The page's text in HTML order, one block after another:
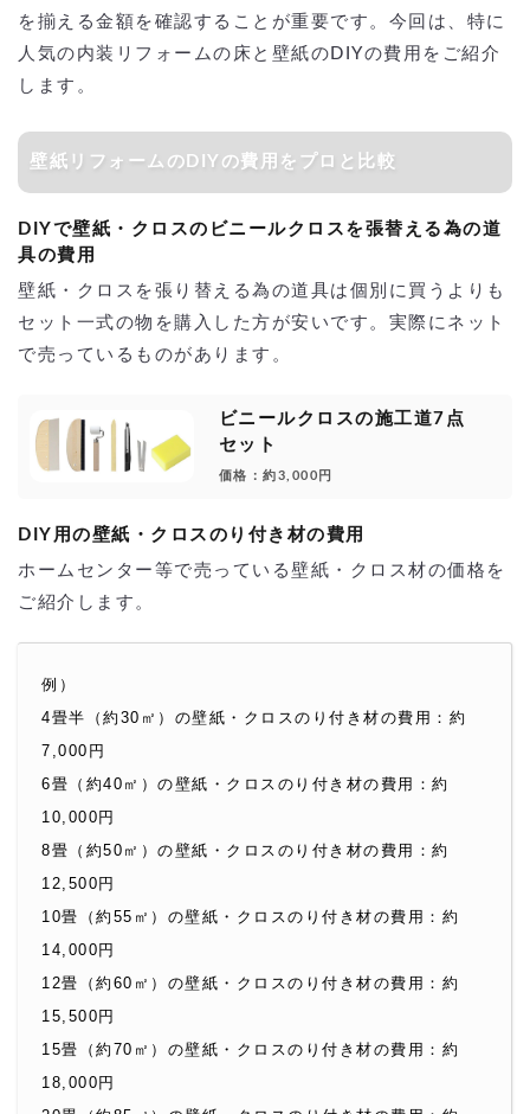
を揃える金額を確認することが重要です。今回は、特に
人気の内装リフォームの床と壁紙のDIYの費用をご紹介
します。
壁紙リフォームのDIYの費用をプロと比較
DIYで壁紙・クロスのビニールクロスを張替える為の道
具の費用
壁紙・クロスを張り替える為の道具は個別に買うよりも
セット一式の物を購入した方が安いです。実際にネット
で売っているものがあります。
ビニールクロスの施工道7点
セット
価格：約3,000円
DIY用の壁紙・クロスのり付き材の費用
ホームセンター等で売っている壁紙・クロス材の価格を
ご紹介します。
例）
4畳半（約30㎡）の壁紙・クロスのり付き材の費用：約
7,000円
6畳（約40㎡）の壁紙・クロスのり付き材の費用：約
10,000円
8畳（約50㎡）の壁紙・クロスのり付き材の費用：約
12,500円
10畳（約55㎡）の壁紙・クロスのり付き材の費用：約
14,000円
12畳（約60㎡）の壁紙・クロスのり付き材の費用：約
15,500円
15畳（約70㎡）の壁紙・クロスのり付き材の費用：約
18,000円